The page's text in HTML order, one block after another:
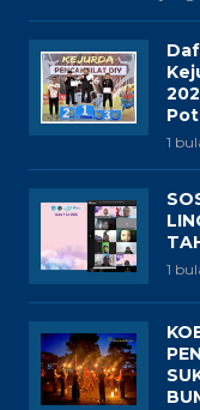
1
1